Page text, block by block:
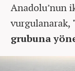
Anadolu’nun
vurgulanarak,
grubuna